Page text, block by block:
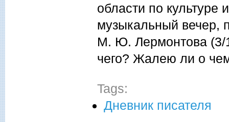
области по культуре
музыкальный вечер,
М. Ю. Лермонтова (3/
чего? Жалею ли о
Tags:
Дневник писателя